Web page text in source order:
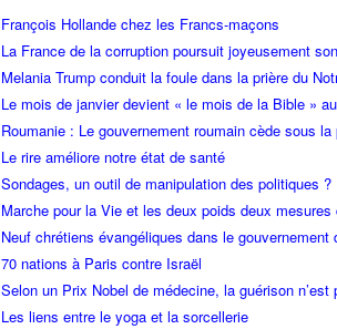
François Hollande chez les Francs-maçons
La France de la corruption poursuit joyeusement
Melania Trump conduit la foule dans la prière du
Le mois de janvier devient « le mois de la Bible »
Roumanie : Le gouvernement roumain cède sous
Le rire améliore notre état de santé
Sondages, un outil de manipulation des politiques ?
Marche pour la Vie et les deux poids deux
Neuf chrétiens évangéliques dans le gouvernement
70 nations à Paris contre Israël
Selon un Prix Nobel de médecine, la guérison
Les liens entre le yoga et la sorcellerie